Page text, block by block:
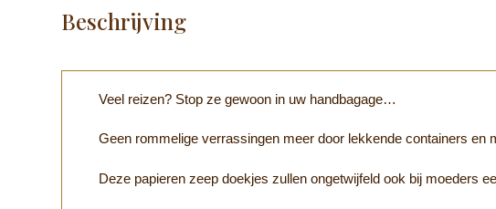
Beschrijving
Veel reizen? Stop ze gewoon in uw handbagage…
Geen rommelige verrassingen meer door lekkende containers en
Deze papieren zeep doekjes zullen ongetwijfeld ook bij moeders